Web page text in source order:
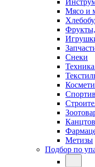
Мясо и
Снеки
Метизы
Подбор по